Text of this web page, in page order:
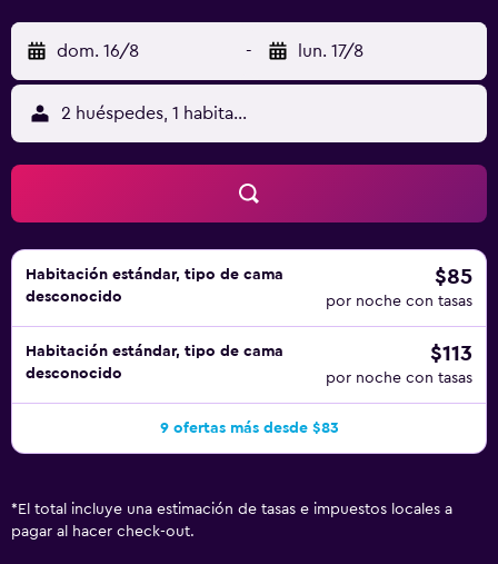
gratuitos y secador de pelo. Los huéspedes pueden
navegar por la web gracias a nuestro acceso a Internet
gratis (por cable y wifi). Los servicios para las personas de
negocios incluyen escritorio y teléfono. Se ofrece servicio
de limpieza todos los días y es posible solicitar tabla de
planchar con plancha. Se pueden practicar las actividades
de ocio y esparcimiento que se indican más abajo en las
instalaciones o cerca del alojamiento (es posible que se
aplique un recargo).
dom. 16/8 - lun. 17/8
2 huéspedes, 1 habitación
Habitación estándar, tipo de cama
desconocido
$85
por noche con tasas
Habitación estándar, tipo de cama
desconocido
$113
por noche con tasas
9 ofertas más desde $83
* El total incluye una estimación de tasas e impuestos locales a
pagar al hacer check-out.